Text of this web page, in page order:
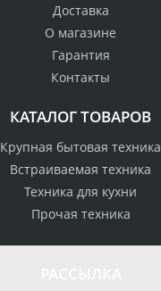
Доставка
О магазине
Гарантия
Контакты
КАТАЛОГ ТОВАРОВ
Крупная бытовая техника
Встраиваемая техника
Техника для кухни
Прочая техника